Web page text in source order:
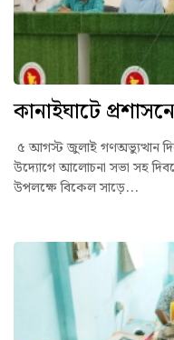
কানাইঘাটে
৫ আগস্ট জুলাই গণঅভ্যুত্থান
উদ্যোগে আলোচনা সভা সহ
উপলক্ষে বিকেল সাড়ে...